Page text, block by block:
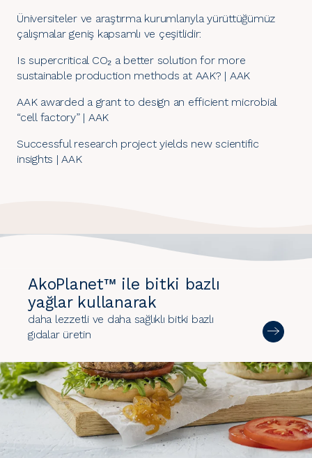
Üniversiteler ve araştırma kurumlarıyla yürüttüğümüz
çalışmalar geniş kapsamlı ve çeşitlidir:
Is supercritical CO₂ a better solution for more
sustainable production methods at AAK? | AAK
AAK awarded a grant to design an efficient microbial
“cell factory” | AAK
Successful research project yields new scientific
insights | AAK
AkoPlanet™ ile bitki bazlı
yağlar kullanarak
daha lezzetli ve daha sağlıklı bitki bazlı
gıdalar üretin